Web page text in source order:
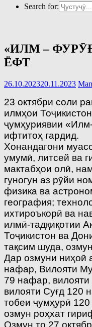
Search for:
«ИЛМ –
ЁФТ
26.10.202320.11.2023
23 октябри соли
илмҳои
ҷумҳуриявии
ифтитоҳ гардид.
Хонандагони
умумӣ, литсей ва
мактабҳои олӣ,
гуногун аз рӯйи
физика ва
география;
ихтироъкорӣ ва
илмӣ-тадқиқотии
Тоҷикистон ва
тақсим шуда,
Дар озмуни ниҳоӣ
нафар, Вилояти
79 нафар,
вилояти Суғд 120
тобеи ҷумҳурӣ
озмун роҳхат
Озмун то 27